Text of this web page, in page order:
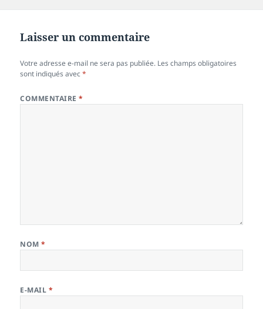
Laisser un commentaire
Votre adresse e-mail ne sera pas publiée. Les champs obligatoires
sont indiqués avec*
COMMENTAIRE*
NOM*
E-MAIL *